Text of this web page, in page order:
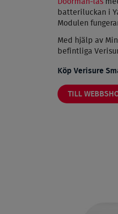
batteriluckan i
Modulen
Med hjälp av
befintliga
Köp Verisure
TILL